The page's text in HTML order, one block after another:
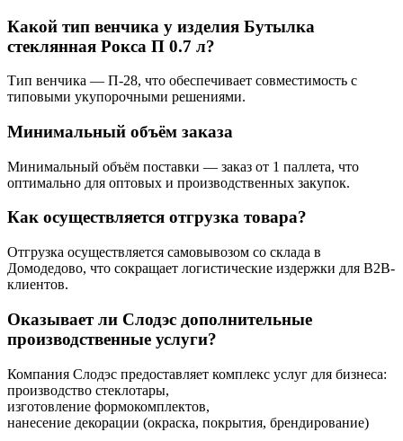
Какой тип венчика у изделия Бутылка
стеклянная Рокса П 0.7 л?
Тип венчика — П-28, что обеспечивает совместимость с
типовыми укупорочными решениями.
Минимальный объём заказа
Минимальный объём поставки — заказ от 1 паллета, что
оптимально для оптовых и производственных закупок.
Как осуществляется отгрузка товара?
Отгрузка осуществляется самовывозом со склада в
Домодедово, что сокращает логистические издержки для B2B-
клиентов.
Оказывает ли Слодэс дополнительные
производственные услуги?
Компания Слодэс предоставляет комплекс услуг для бизнеса:
производство стеклотары,
изготовление формокомплектов,
нанесение декорации (окраска, покрытия, брендирование)